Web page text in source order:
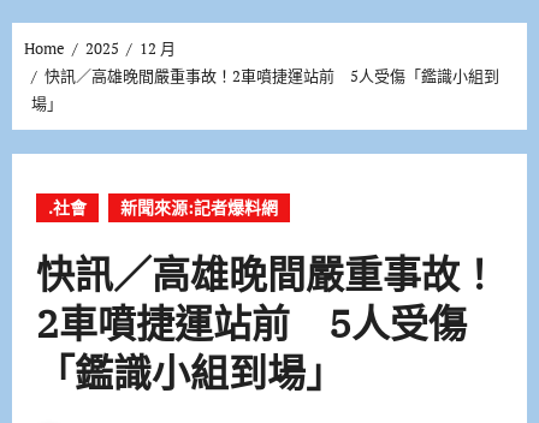
Home 2025
12 月
快訊／高雄晚間嚴重事故！2車噴捷運站前 5人受傷「鑑識小組到
場」
.社會 新聞來源:記者爆料網
快訊／高雄晚間嚴重事故！
2車噴捷運站前 5人受傷
「鑑識小組到場」